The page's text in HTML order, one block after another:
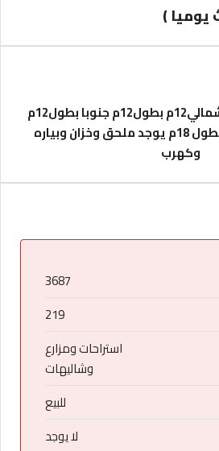
المساحه 219م شارع شمالي12م بطول12م جنوبا بطول12م
يوجد ملحق وخزان وبياره
وكهرب
3687
219
استراحات ومزارع
وشاليهات
للبيع
لا يوجد